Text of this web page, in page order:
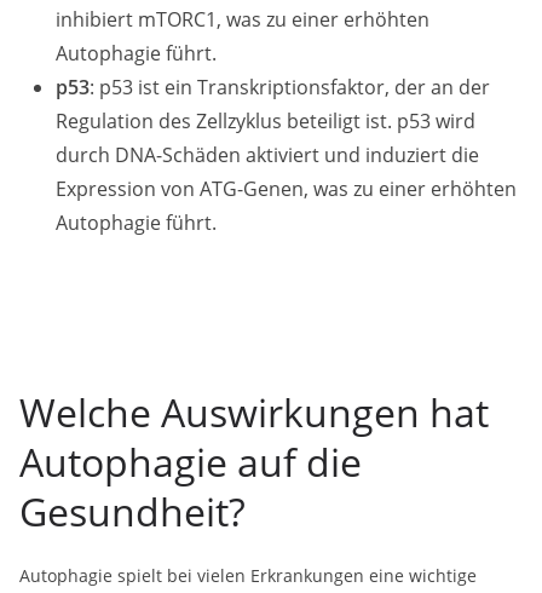
inhibiert mTORC1, was zu einer erhöhten
Autophagie führt.
p53: p53 ist ein Transkriptionsfaktor, der an der
Regulation des Zellzyklus beteiligt ist. p53 wird
durch DNA-Schäden aktiviert und induziert die
Expression von ATG-Genen, was zu einer erhöhten
Autophagie führt.
Welche Auswirkungen hat
Autophagie auf die
Gesundheit?
Autophagie spielt bei vielen Erkrankungen eine wichtige